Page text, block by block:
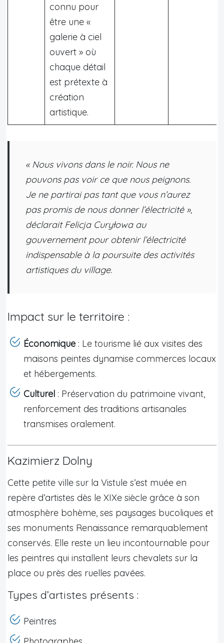
connu pour
être une «
galerie à ciel
ouvert » où
chaque détail
est prétexte à
création
artistique.
« Nous vivons dans le noir. Nous ne
pouvons pas voir ce que nous peignons.
Je ne partirai pas tant que vous n’aurez
pas promis de nous donner l’électricité »,
déclarait Felicja Curyłowa au
gouvernement pour obtenir l’électricité
indispensable à la poursuite des activités
artistiques du village.
Impact sur le territoire :
Économique : Le tourisme lié aux visites des
maisons peintes dynamise commerces locaux
et hébergements.
Culturel : Préservation du patrimoine vivant,
renforcement des traditions artisanales
transmises oralement.
Kazimierz Dolny
Cette petite ville sur la Vistule s’est muée en
repère d’artistes dès le XIXe siècle grâce à son
atmosphère bohème, ses paysages bucoliques et
ses monuments Renaissance remarquablement
conservés. Elle reste un lieu incontournable pour
les peintres qui installent leurs chevalets sur la
place ou près des ruelles pavées.
Types d’artistes présents :
Peintres